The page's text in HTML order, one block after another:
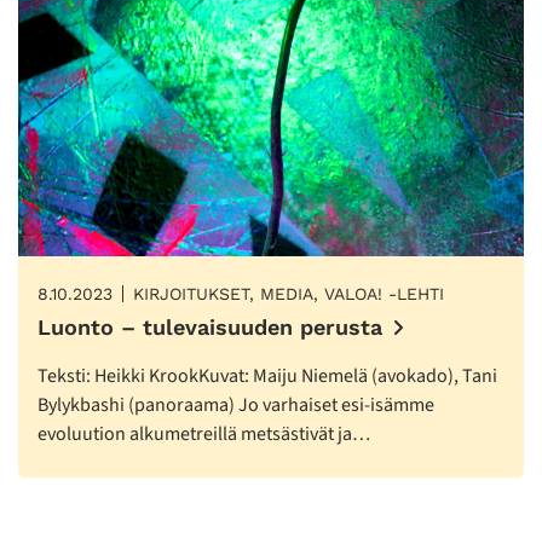
8.10.2023 KIRJOITUKSET, MEDIA, VALOA! -LEHTI
Luonto – tulevaisuuden perusta
Teksti: Heikki KrookKuvat: Maiju Niemelä (avokado), Tani
Bylykbashi (panoraama) Jo varhaiset esi-isämme
evoluution alkumetreillä metsästivät ja…